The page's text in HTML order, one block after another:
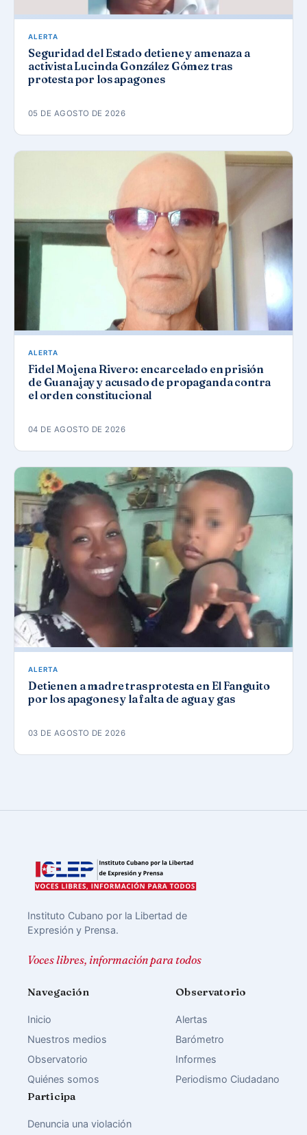
ALERTA
Seguridad del Estado detiene y amenaza a
activista Lucinda González Gómez tras
protesta por los apagones
05 DE AGOSTO DE 2026
ALERTA
Fidel Mojena Rivero: encarcelado en prisión
de Guanajay y acusado de propaganda contra
el orden constitucional
04 DE AGOSTO DE 2026
ALERTA
Detienen a madre tras protesta en El Fanguito
por los apagones y la falta de agua y gas
03 DE AGOSTO DE 2026
Instituto Cubano por la Libertad de
Expresión y Prensa.
Voces libres, información para todos
Navegación
Inicio
Nuestros medios
Observatorio
Quiénes somos
Observatorio
Alertas
Barómetro
Informes
Periodismo Ciudadano
Participa
Denuncia una violación